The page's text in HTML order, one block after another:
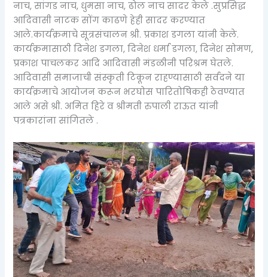
नाच, सांगड नाच, धुमसा नाच, ढोल नाच सादर केले .सुप्रसिद्ध
आदिवासी नाटक सोंग काढणे हेही सादर करण्यात
आले.कार्यक्रमाचे सूत्रसंचालन श्री. प्रकाश डगला यांनी केले.
कार्यक्रमासाठी दिनेश डगला, दिनेश धर्मा डगला, दिनेश सोमण,
प्रकाश पाचलकर आदि आदिवासी मंडळीनी परिश्रम घेतले.
आदिवासी समाजाची संस्कृती टिकून राहण्यासाठी सर्वदने या
कार्यक्रमाचे आयोजन करून भरघोस पारितोषिकही ठेवण्यात
आले असे श्री. अमित हिरे व श्रीमती रुपाली राऊत यांनी
पत्रकारांना सांगितले .